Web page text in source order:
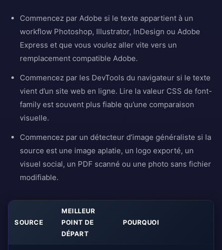
Commencez par Adobe si le texte appartient à un
workflow Photoshop, Illustrator, InDesign ou Adobe
Express et que vous voulez aller vite vers un
remplacement compatible Adobe.
Commencez par les DevTools du navigateur si le texte
vient d’un site web en ligne. Lire la valeur CSS de font-
family est souvent plus fiable qu’une comparaison
visuelle.
Commencez par un détecteur d’image généraliste si la
source est une image aplatie, un logo exporté, un
visuel social, un PDF scanné ou une photo sans fichier
modifiable.
SOURCE
MEILLEUR
POINT DE
DÉPART
POURQUOI